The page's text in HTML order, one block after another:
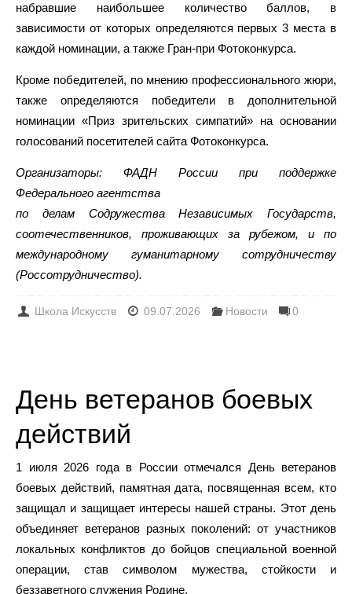
набравшие наибольшее количество баллов, в
зависимости от которых определяются первых 3 места в
каждой номинации, а также Гран-при Фотоконкурса.
Кроме победителей, по мнению профессионального жюри,
также определяются победители в дополнительной
номинации «Приз зрительских симпатий» на основании
голосований посетителей сайта Фотоконкурса.
Организаторы: ФАДН России при поддержке
Федерального агентства
по делам Содружества Независимых Государств,
соотечественников, проживающих за рубежом, и по
международному гуманитарному сотрудничеству
(Россотрудничество).
Школа Искусств 09.07.2026 Новости 0
День ветеранов боевых
действий
1 июля 2026 года в России отмечался День ветеранов
боевых действий, памятная дата, посвященная всем, кто
защищал и защищает интересы нашей страны. Этот день
объединяет ветеранов разных поколений: от участников
локальных конфликтов до бойцов специальной военной
операции, став символом мужества, стойкости и
беззаветного служения Родине.